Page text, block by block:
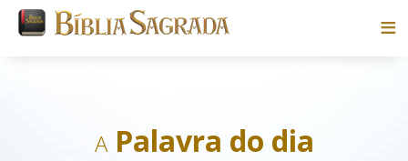
APalavra do dia